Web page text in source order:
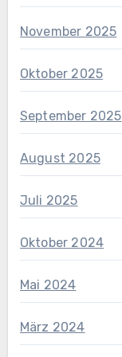
November 2025
Oktober 2025
September 2025
August 2025
Juli 2025
Oktober 2024
Mai 2024
März 2024